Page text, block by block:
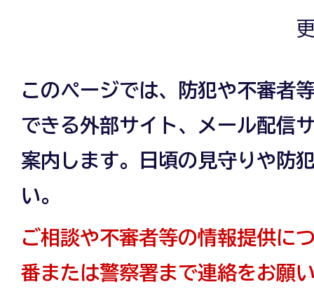
このページでは、防犯や不審者
できる外部サイト、メール配信
案内します。日頃の見守りや防
い。
ご相談や不審者等の情報提供に
番または警察署まで連絡をお願